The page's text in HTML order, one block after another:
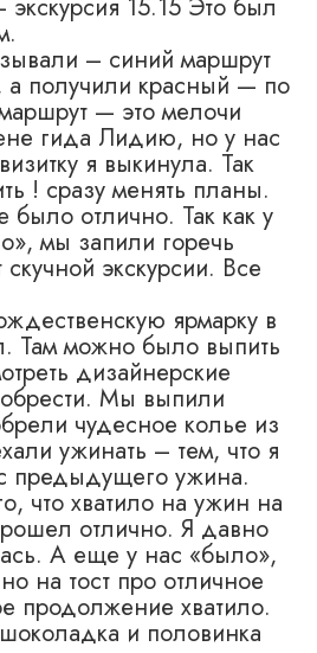
15.15 Это был
– синий маршрут
а получили красный — по
— это мелочи
гида Лидию, но у нас
я выкинула. Так
! сразу менять планы.
было отлично. Так как у
мы запили горечь
экскурсии. Все
ярмарку в
Там можно было выпить
дизайнерские
Мы выпили
чудесное колье из
ужинать – тем, что я
предыдущего ужина.
что хватило на ужин на
отлично. Я давно
А еще у нас «было»,
на тост про отличное
продолжение хватило.
и половинка